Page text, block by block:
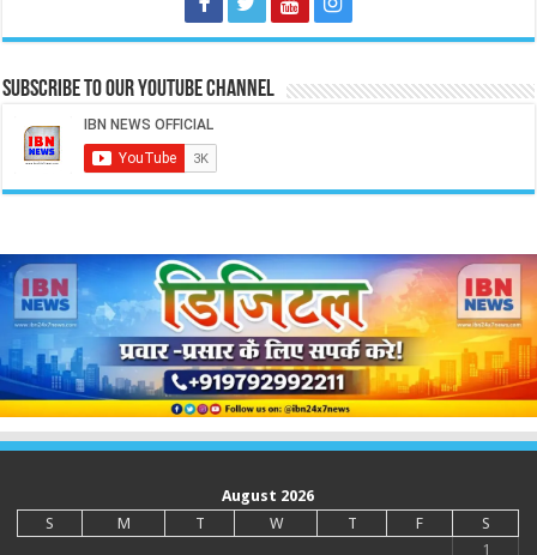
Subscribe to our Youtube Channel
August 2026
S
M T W T F
S
1